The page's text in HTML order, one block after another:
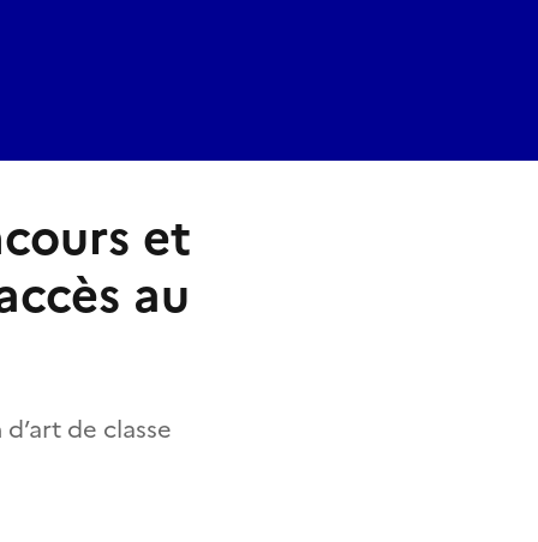
et
au
de classe